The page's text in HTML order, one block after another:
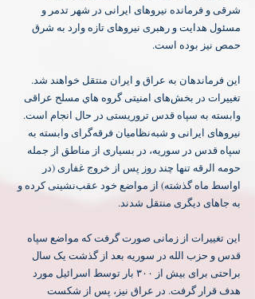
شرقی و فرمانده نیروهای ایرانی در شهر تدمر و
مسئول هدایت و رهبری نیروهای تازه وارد به شرق
حمص نیز بوده است.
اين فرماندهان به عراق و ايران منتقل خواهند شد.
تغييرات در بخش‌های امنيتی گروه هاي مسلح عراقی
وابسته به سپاه قدس تروریستی در حال انجام است.
‏نیروهای ایرانی و شبه‌نظامیان فرقه‌گرای وابسته به
سپاه قدس در سوريه، در بسیاری از مناطق از جمله
حومه الرقه تنها چند روز پس از خروج غفاری (در
اواسط ماه گذشته) از مواضع خود عقب‌نشینی کرده و
به جاهای دیگری منتقل شدند.
این تغییرات از زمانی صورت گرفت که مواضع سپاه
قدس و حزب الله در سوریه بعد از گذشت یک سال
براحتی برای بیش از ۳۰۰ بار توسط اسرائیل مورد
هدف قرار گرفت. در عراق نیز، پس از شکست